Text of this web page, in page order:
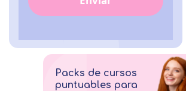
Packs de cursos
puntuables para